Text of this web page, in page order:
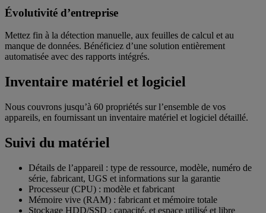
Évolutivité d’entreprise
Mettez fin à la détection manuelle, aux feuilles de calcul et au
manque de données. Bénéficiez d’une solution entièrement
automatisée avec des rapports intégrés.
Inventaire matériel et logiciel
Nous couvrons jusqu’à 60 propriétés sur l’ensemble de vos
appareils, en fournissant un inventaire matériel et logiciel détaillé.
Suivi du matériel
Détails de l’appareil : type de ressource, modèle, numéro de
série, fabricant, UGS et informations sur la garantie
Processeur (CPU) : modèle et fabricant
Mémoire vive (RAM) : fabricant et mémoire totale
Stockage HDD/SSD : capacité, et espace utilisé et libre